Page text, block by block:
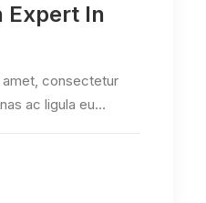
Expert In
consectetur
ac ligula eu…